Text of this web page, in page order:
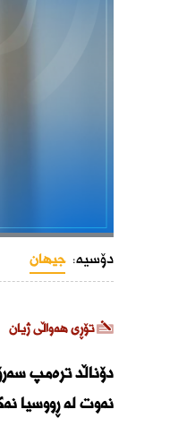
دۆسیە:جیهان
تۆڕی هەواڵی ژیان
دۆناڵد ترەمپ
نەوت لە ڕووسیا